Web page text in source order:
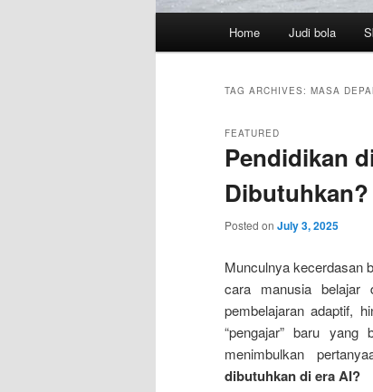
Home Judi bola
TAG ARCHIVES: MASA
Pendidikan
Dibutuhkan?
FEATURED
Posted on July 3, 2025
Munculnya kecerdasan
cara manusia belajar
pembelajaran adaptif,
“pengajar” baru
menimbulkan
dibutuhkan di era AI?